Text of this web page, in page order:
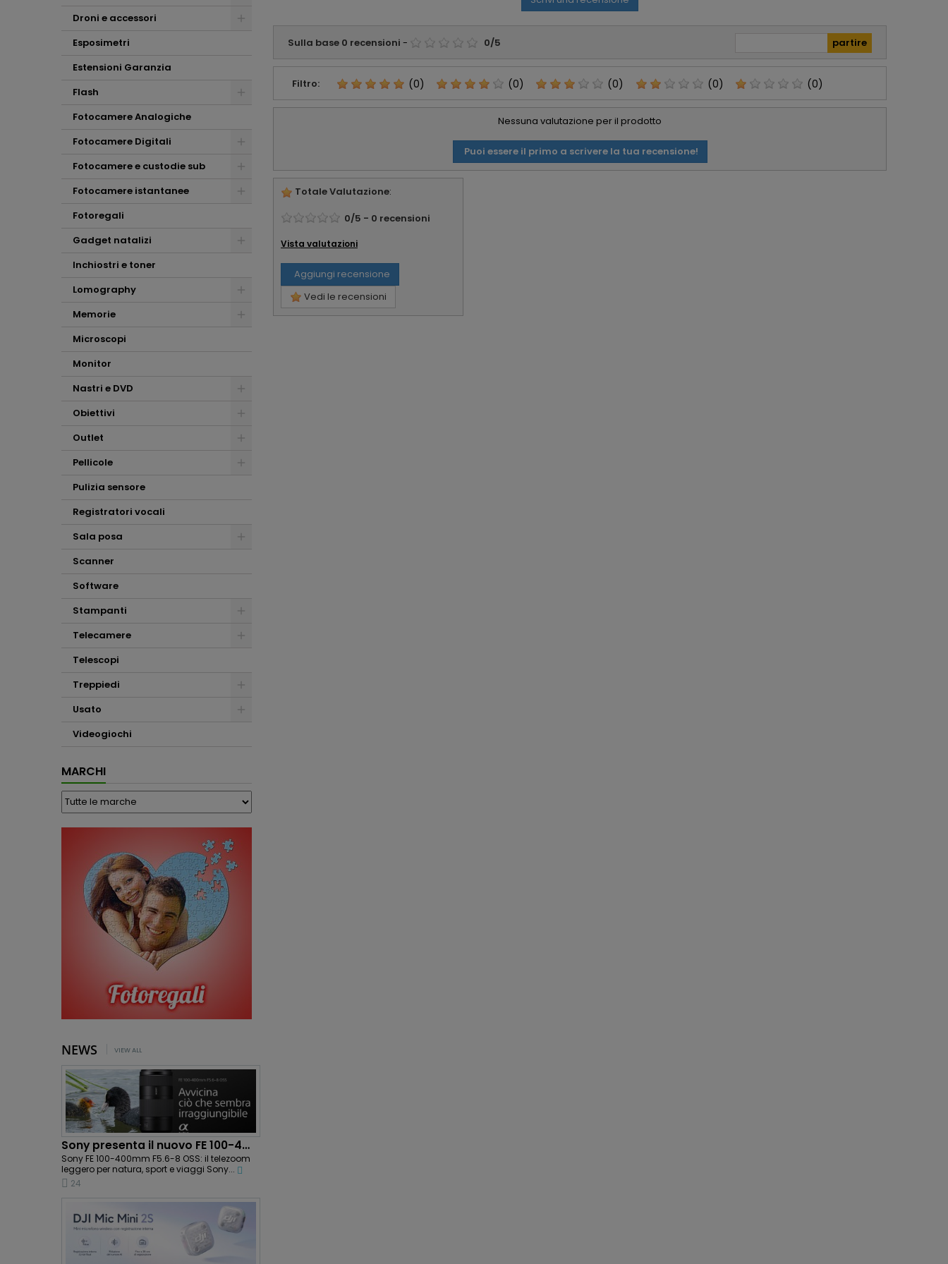
Droni e accessori
Esposimetri
Estensioni Garanzia
Flash
Fotocamere Analogiche
Fotocamere Digitali
Fotocamere e custodie sub
Fotocamere istantanee
Fotoregali
Gadget natalizi
Inchiostri e toner
Lomography
Memorie
Microscopi
Monitor
Nastri e DVD
Obiettivi
Outlet
Pellicole
Pulizia sensore
Registratori vocali
Sala posa
Scanner
Software
Stampanti
Telecamere
Telescopi
Treppiedi
Usato
Videogiochi
MARCHI
NEWS VIEW ALL
Sony presenta il nuovo FE 100-400mm F5.6-8 OSS:...
Sony FE 100-400mm F5.6-8 OSS: il telezoom
leggero per natura, sport e viaggi Sony...
24
consulenza che mi
avete offerto.
Affabilità e
professionalità ...
che altro !!!
Sulla base 0 recensioni - 0/5
Filtro: (0) (0) (0) (0) (0)
Nessuna valutazione per il prodotto
Puoi essere il primo a scrivere la tua recensione!
Totale Valutazione:
0/5 - 0 recensioni
Vista valutazioni
Aggiungi recensione
Vedi le recensioni